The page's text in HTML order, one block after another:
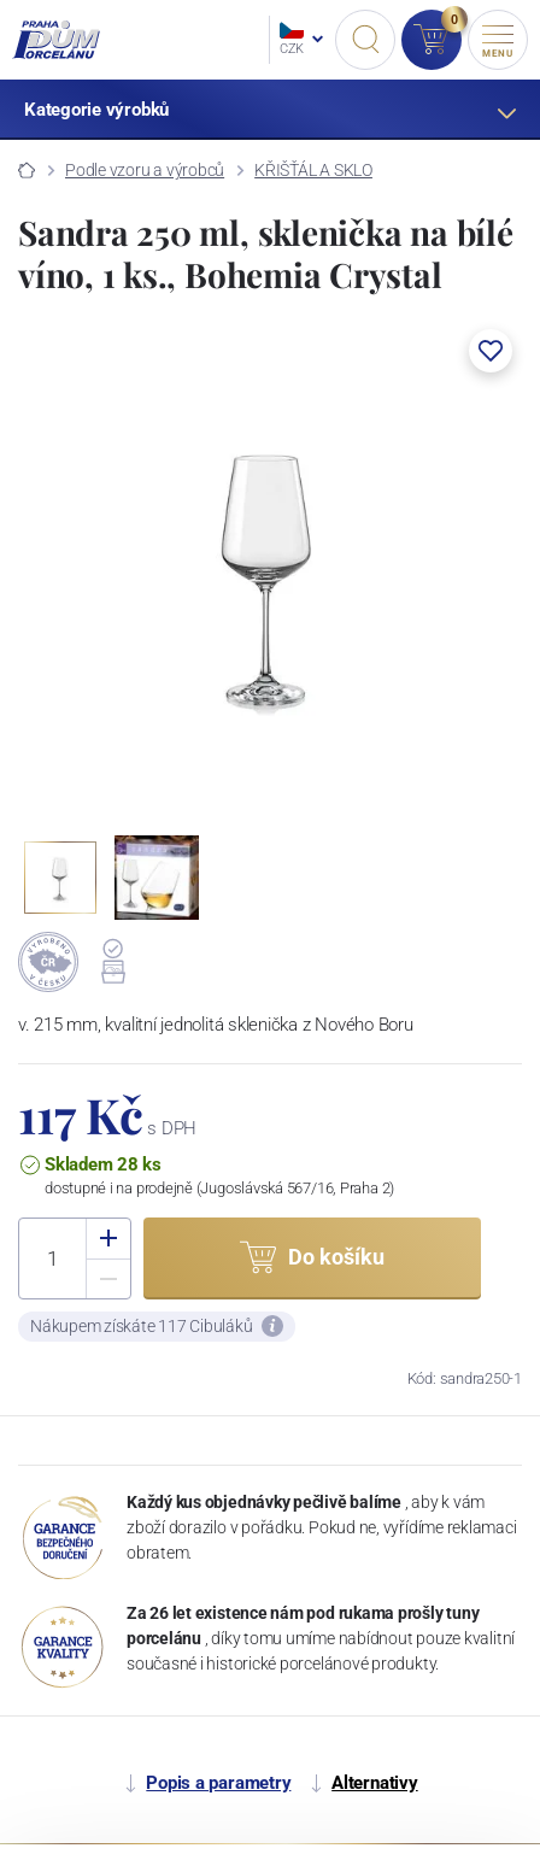
CZK
0
MENU
Kategorie výrobků
Podle vzoru a výrobců KŘIŠŤÁL A SKLO
Sandra 250 ml, sklenička na bílé
víno, 1 ks., Bohemia Crystal
v. 215 mm, kvalitní jednolitá sklenička z Nového Boru
117 Kč s DPH
Skladem 28 ks
dostupné i na prodejně (Jugoslávská 567/16, Praha 2)
Do košíku
Nákupem získáte 117 Cibuláků
Kód: sandra250-1
Každý kus objednávky pečlivě balíme , aby k vám
zboží dorazilo v pořádku. Pokud ne, vyřídíme reklamaci
obratem.
Za 26 let existence nám pod rukama prošly tuny
porcelánu , díky tomu umíme nabídnout pouze kvalitní
současné i historické porcelánové produkty.
Popis a parametry Alternativy